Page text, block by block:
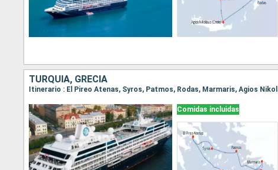
TURQUÍA, GRECIA
Comidas incluidas